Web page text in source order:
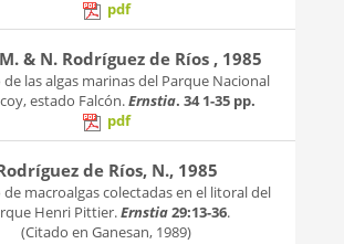
pdf
& N. Rodríguez de Ríos , 1985
las algas marinas del Parque Nacional
estado Falcón.Ernstia. 341-35 pp.
pdf
de Ríos, N., 1985
de macroalgas colectadas en el litoral del
Henri Pittier.Ernstia29:13-36.
(Citado en Ganesan, 1989)